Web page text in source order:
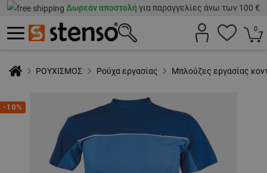
Δωρεάν αποστολή για παραγγελίες άνω των 100 €
0
ΡΟΥΧΙΣΜΟΣ Ρούχα εργασίας Μπλούζες εργασίας
-10%